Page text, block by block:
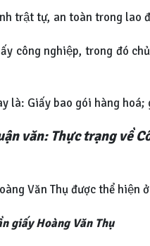
trật tự, an toàn trong lao
công nghiệp, trong đó
là: Giấy bao gói hàng
văn: Thực trạng về
Văn Thụ được thể hiện
giấy Hoàng Văn Thụ